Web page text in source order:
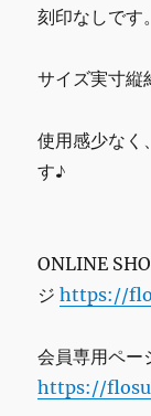
刻印なしです。
サイズ実寸
使用感少なく
す♪
ONLINE
ジhttps://
会員専用ペ
https://